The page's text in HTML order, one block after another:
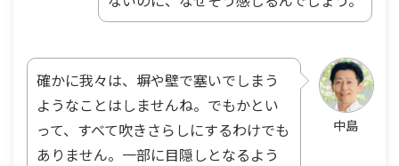
中島
確かに我々は、塀や壁で塞いでしまう
ようなことはしませんね。でもかとい
って、すべて吹きさらしにするわけでも
ありません。一部に目隠しとなるよう